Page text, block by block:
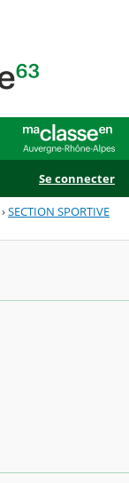
Se connecter
›SECTION SPORTIVE